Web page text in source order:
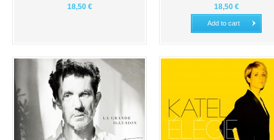
18,50 €
18,50 €
Add to cart